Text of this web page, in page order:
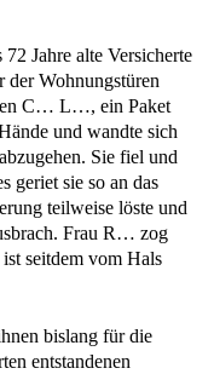
Jahre alte Versicherte
Wohnungstüren
C… L…, ein Paket
und wandte sich
Sie fiel und
geriet sie so an das
teilweise löste und
Frau R… zog
seitdem vom Hals
bislang für die
entstandenen